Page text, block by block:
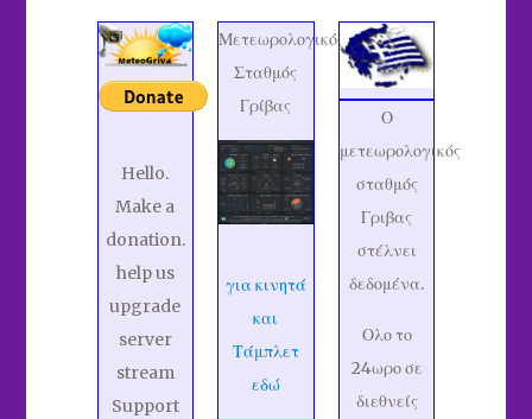
Hello.
Make a
donation.
help us
upgrade
server
stream
Support
Μετεωρολογικός
Σταθμός
Γρίβας
για κινητά
και
Τάμπλετ
εδώ
Ο
μετεωρολογικός
σταθμός
Γριβας
στέλνει
δεδομένα.
Ολο το
24ωρο σε
διεθνείς